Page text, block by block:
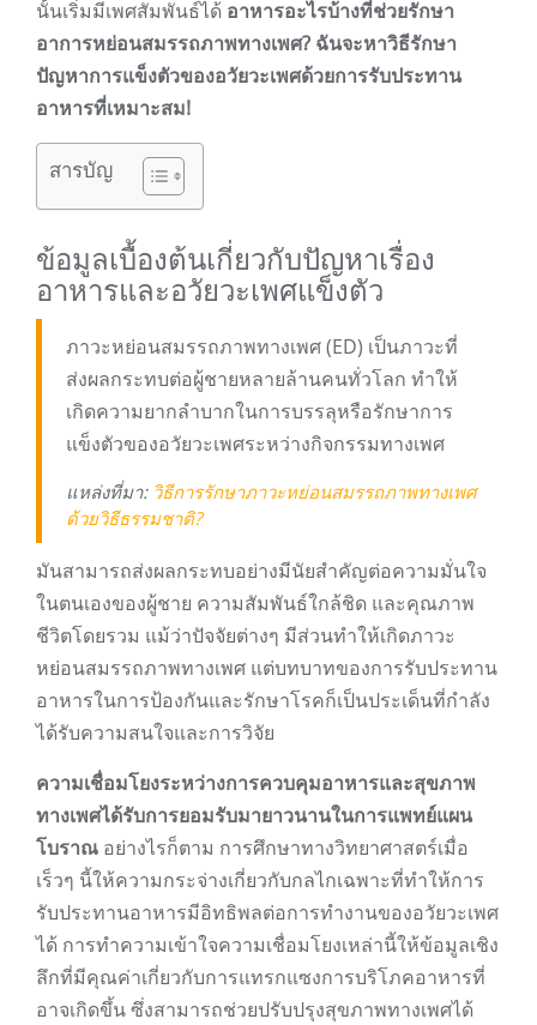
นั้นเริ่มมีเพศสัมพันธ์ได้ อาหารอะไรบ้างที่ช่วยรักษา
อาการหย่อนสมรรถภาพทางเพศ? ฉันจะหาวิธีรักษา
ปัญหาการแข็งตัวของอวัยวะเพศด้วยการรับประทาน
อาหารที่เหมาะสม!
สารบัญ
ข้อมูลเบื้องต้นเกี่ยวกับปัญหาเรื่อง
อาหารและอวัยวะเพศแข็งตัว
ภาวะหย่อนสมรรถภาพทางเพศ (ED) เป็นภาวะที่
ส่งผลกระทบต่อผู้ชายหลายล้านคนทั่วโลก ทำให้
เกิดความยากลำบากในการบรรลุหรือรักษาการ
แข็งตัวของอวัยวะเพศระหว่างกิจกรรมทางเพศ
แหล่งที่มา: วิธีการรักษาภาวะหย่อนสมรรถภาพทางเพศ
ด้วยวิธีธรรมชาติ?
มันสามารถส่งผลกระทบอย่างมีนัยสำคัญต่อความมั่นใจ
ในตนเองของผู้ชาย ความสัมพันธ์ใกล้ชิด และคุณภาพ
ชีวิตโดยรวม แม้ว่าปัจจัยต่างๆ มีส่วนทำให้เกิดภาวะ
หย่อนสมรรถภาพทางเพศ แต่บทบาทของการรับประทาน
อาหารในการป้องกันและรักษาโรคก็เป็นประเด็นที่กำลัง
ได้รับความสนใจและการวิจัย
ความเชื่อมโยงระหว่างการควบคุมอาหารและสุขภาพ
ทางเพศได้รับการยอมรับมายาวนานในการแพทย์แผน
โบราณ อย่างไรก็ตาม การศึกษาทางวิทยาศาสตร์เมื่อ
เร็วๆ นี้ให้ความกระจ่างเกี่ยวกับกลไกเฉพาะที่ทำให้การ
รับประทานอาหารมีอิทธิพลต่อการทำงานของอวัยวะเพศ
ได้ การทำความเข้าใจความเชื่อมโยงเหล่านี้ให้ข้อมูลเชิง
ลึกที่มีคุณค่าเกี่ยวกับการแทรกแซงการบริโภคอาหารที่
อาจเกิดขึ้น ซึ่งสามารถช่วยปรับปรุงสุขภาพทางเพศได้